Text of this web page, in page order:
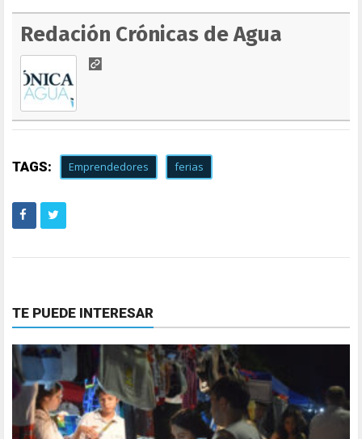
Redación Crónicas de Agua
TAGS: Emprendedores ferias
TE PUEDE INTERESAR